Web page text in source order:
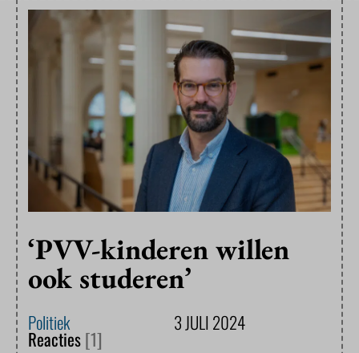
‘PVV-kinderen willen
ook studeren’
Politiek 3 JULI 2024
Reacties[1]